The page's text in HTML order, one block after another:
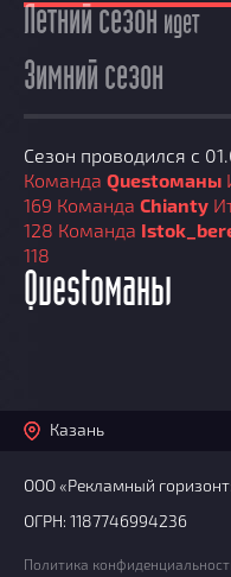
Летний сезон идет
Зимний сезон
Сезон проводился с
Команда Questoманы
169 Команда Chianty
128 Команда
118
Questoманы
Казань
ООО «Рекламный
ОГРН: 1187746994236
Политика